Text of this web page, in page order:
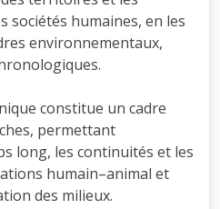
sociétés humaines, en les
environnementaux,
constitue un cadre
permettant
long, les continuités et les
humain–animal et
des milieux.